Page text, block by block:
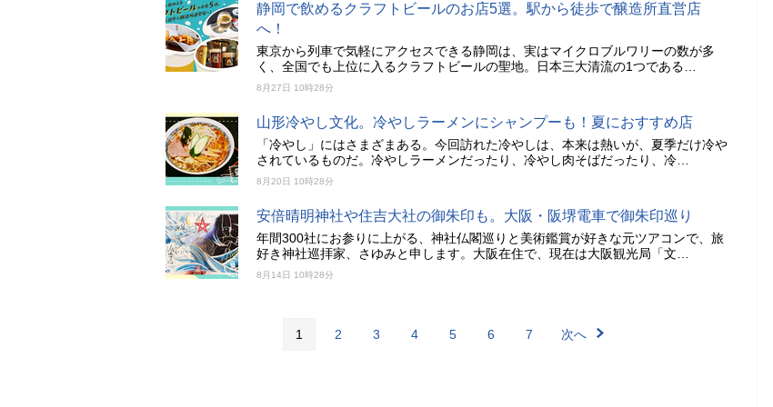
静岡で飲めるクラフトビールのお店5選。駅から徒歩で醸造所直営店
へ！
東京から列車で気軽にアクセスできる静岡は、実はマイクロブルワリーの数が多
く、全国でも上位に入るクラフトビールの聖地。日本三大清流の1つである…
8月27日 10時28分
山形冷やし文化。冷やしラーメンにシャンプーも！夏におすすめ店
「冷やし」にはさまざまある。今回訪れた冷やしは、本来は熱いが、夏季だけ冷や
されているものだ。冷やしラーメンだったり、冷やし肉そばだったり、冷…
8月20日 10時28分
安倍晴明神社や住吉大社の御朱印も。大阪・阪堺電車で御朱印巡り
年間300社にお参りに上がる、神社仏閣巡りと美術鑑賞が好きな元ツアコンで、旅
好き神社巡拝家、さゆみと申します。大阪在住で、現在は大阪観光局「文…
8月14日 10時28分
1 2 3 4 5 6 7 次へ